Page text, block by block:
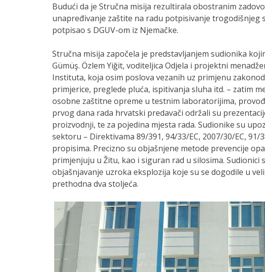
Budući da je Stručna misija rezultirala obostranim
unapređivanje zaštite na radu potpisivanje trogodišnjeg
potpisao s DGUV-om iz Njemačke.
Stručna misija započela je predstavljanjem sudionika
Gümüş. Özlem Yiğit, voditeljica Odjela i projektni
Instituta, koja osim poslova vezanih uz primjenu
primjerice, preglede pluća, ispitivanja sluha itd. – zatim
osobne zaštitne opreme u testnim laboratorijima,
prvog dana rada hrvatski predavači održali su
proizvodnji, te za pojedina mjesta rada. Sudionike su
sektoru – Direktivama 89/391, 94/33/EC, 2007/30/EC, 91/
propisima. Precizno su objašnjene metode prevencije
primjenjuju u Žitu, kao i siguran rad u silosima.
objašnjavanje uzroka eksplozija koje su se dogodile u
prethodna dva stoljeća.